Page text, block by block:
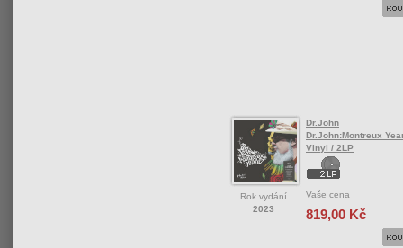
Rok vydání
2023
Dr.John
Dr.John:Montreux
Vinyl / 2LP
Vaše cena
819,00 Kč